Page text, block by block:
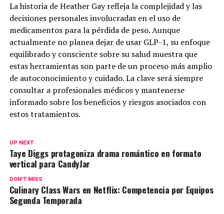
La historia de Heather Gay refleja la complejidad y las
decisiones personales involucradas en el uso de
medicamentos para la pérdida de peso. Aunque
actualmente no planea dejar de usar GLP-1, su enfoque
equilibrado y consciente sobre su salud muestra que
estas herramientas son parte de un proceso más amplio
de autoconocimiento y cuidado. La clave será siempre
consultar a profesionales médicos y mantenerse
informado sobre los beneficios y riesgos asociados con
estos tratamientos.
UP NEXT
Taye Diggs protagoniza drama romántico en formato
vertical para CandyJar
DON'T MISS
Culinary Class Wars en Netflix: Competencia por Equipos
Segunda Temporada